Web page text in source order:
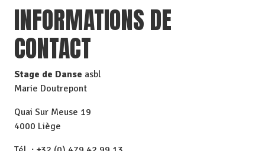
INFORMATIONS DE
CONTACT
Stage de Danse asbl
Marie Doutrepont
Quai Sur Meuse 19
4000 Liège